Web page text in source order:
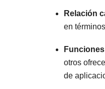
Relación
en
otros
de